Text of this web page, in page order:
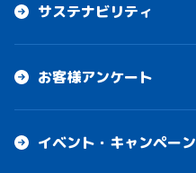
サステナビリティ
お客様アンケート
イベント・キャンペーン